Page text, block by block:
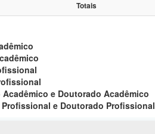
Totais
Acadêmico e Doutorado Acadêmico
Profissional e Doutorado Profissional